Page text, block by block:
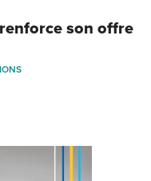
son offre